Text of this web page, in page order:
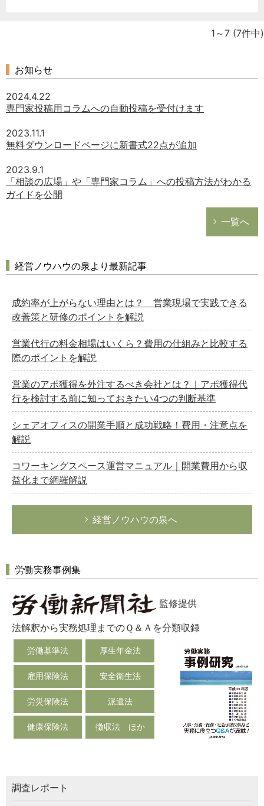
1～7 (7件中)
お知らせ
2024.4.22
専門家投稿用コラムへの自動投稿を受付けます
2023.11.1
無料ダウンロードページに新書式22点が追加
2023.9.1
「相談の広場」や「専門家コラム」への投稿方法がわかる
ガイドを公開
一覧へ
経営ノウハウの泉より最新記事
成約率が上がらない理由とは？ 営業現場で実践できる
改善策と研修のポイントを解説
営業代行の料金相場はいくら？費用の仕組みと比較する
際のポイントを解説
営業のアポ獲得を外注するべき会社とは？｜アポ獲得代
行を検討する前に知っておきたい4つの判断基準
シェアオフィスの開業手順と成功戦略！費用・注意点を
解説
コワーキングスペース運営マニュアル｜開業費用から収
益化まで網羅解説
経営ノウハウの泉へ
労働実務事例集
監修提供
法解釈から実務処理までのＱ＆Ａを分類収録
労働基準法 厚生年金法
雇用保険法 安全衛生法
労災保険法 派遣法
健康保険法 徴収法 ほか
調査レポート